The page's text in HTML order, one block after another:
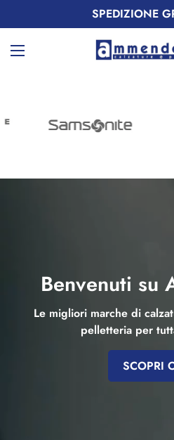
SPEDIZIONE
Benvenuti su
Le migliori marche di
pelletteria per
SCOPRI